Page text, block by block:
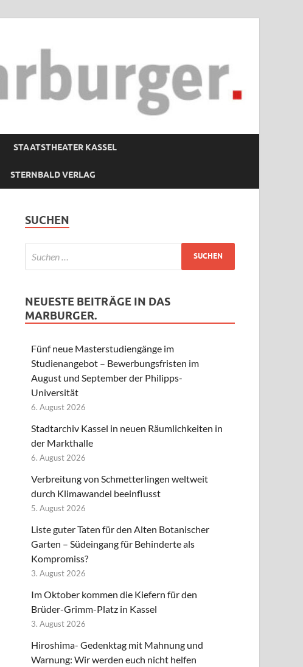
STAATSTHEATER KASSEL
STERNBALD VERLAG
SUCHEN
NEUESTE BEITRÄGE IN DAS
MARBURGER.
Fünf neue Masterstudiengänge im
Studienangebot – Bewerbungsfristen im
August und September der Philipps-
Universität
6. August 2026
Stadtarchiv Kassel in neuen Räumlichkeiten in
der Markthalle
6. August 2026
Verbreitung von Schmetterlingen weltweit
durch Klimawandel beeinflusst
5. August 2026
Liste guter Taten für den Alten Botanischer
Garten – Südeingang für Behinderte als
Kompromiss?
3. August 2026
Im Oktober kommen die Kiefern für den
Brüder-Grimm-Platz in Kassel
3. August 2026
Hiroshima- Gedenktag mit Mahnung und
Warnung: Wir werden euch nicht helfen